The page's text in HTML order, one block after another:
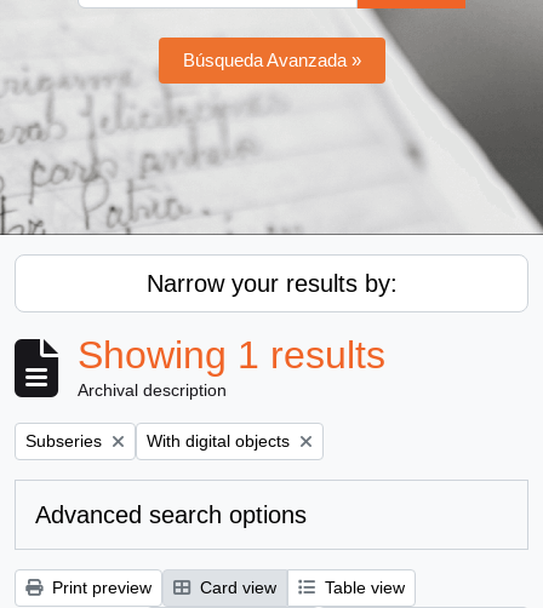
Búsqueda Avanzada »
Narrow your results by:
Showing 1 results
Archival description
Remove filter:
Subseries Remove filter:
With digital objects
Advanced search options
Print preview Card view
Table view